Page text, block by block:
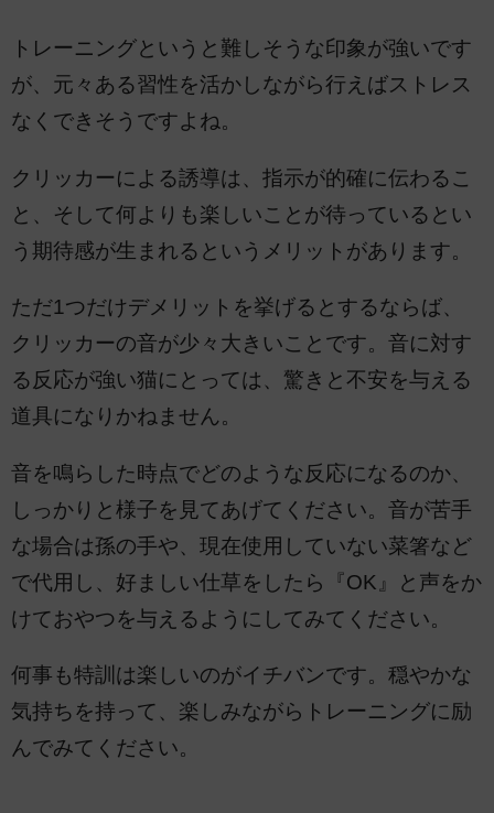
トレーニングというと難しそうな印象が強いです
が、元々ある習性を活かしながら行えばストレス
なくできそうですよね。
クリッカーによる誘導は、指示が的確に伝わるこ
と、そして何よりも楽しいことが待っているとい
う期待感が生まれるというメリットがあります。
ただ1つだけデメリットを挙げるとするならば、
クリッカーの音が少々大きいことです。音に対す
る反応が強い猫にとっては、驚きと不安を与える
道具になりかねません。
音を鳴らした時点でどのような反応になるのか、
しっかりと様子を見てあげてください。音が苦手
な場合は孫の手や、現在使用していない菜箸など
で代用し、好ましい仕草をしたら『OK』と声をか
けておやつを与えるようにしてみてください。
何事も特訓は楽しいのがイチバンです。穏やかな
気持ちを持って、楽しみながらトレーニングに励
んでみてください。